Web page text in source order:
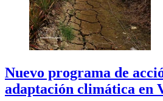
Nuevo programa de
adaptación climática en